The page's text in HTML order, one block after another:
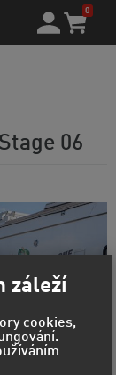
0
06
záleží
cookies,